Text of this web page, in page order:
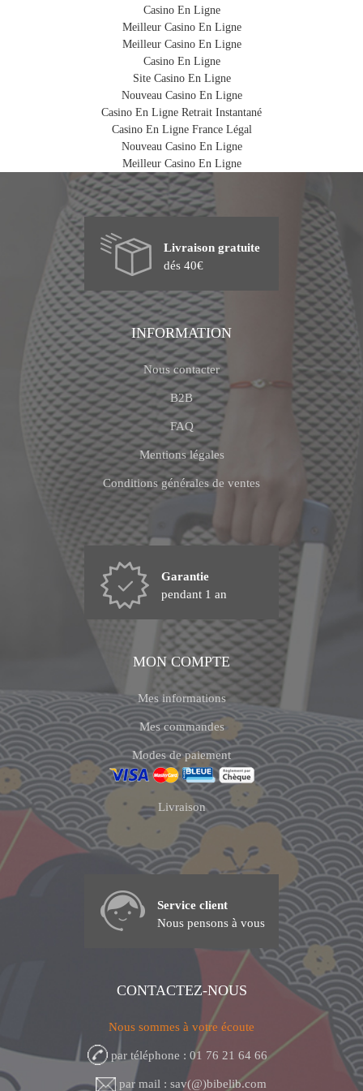
Casino En Ligne
Meilleur Casino En Ligne
Meilleur Casino En Ligne
Casino En Ligne
Site Casino En Ligne
Nouveau Casino En Ligne
Casino En Ligne Retrait Instantané
Casino En Ligne France Légal
Nouveau Casino En Ligne
Meilleur Casino En Ligne
Livraison gratuite
dés 40€
INFORMATION
Nous contacter
B2B
FAQ
Mentions légales
Conditions générales de ventes
Garantie
pendant 1 an
MON COMPTE
Mes informations
Mes commandes
Modes de paiement
Livraison
Service client
Nous pensons à vous
CONTACTEZ-NOUS
Nous sommes à votre écoute
par téléphone : 01 76 21 64 66
par mail : sav(@)bibelib.com